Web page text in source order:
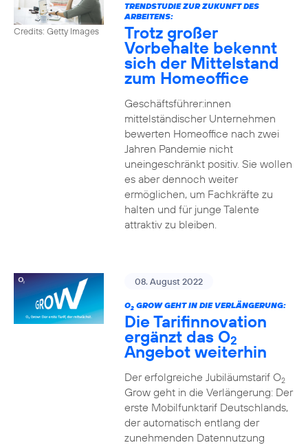
Credits: Getty Images
TRENDSTUDIE ZUR ZUKUNFT DES
ARBEITENS:
Trotz großer
Vorbehalte bekennt
sich der Mittelstand
zum Homeoffice
Geschäftsführer:innen
mittelständischer Unternehmen
bewerten Homeoffice nach zwei
Jahren Pandemie nicht
uneingeschränkt positiv. Sie wollen
es aber dennoch weiter
ermöglichen, um Fachkräfte zu
halten und für junge Talente
attraktiv zu bleiben.
08. August 2022
O2GROW GEHT IN DIE VERLÄNGERUNG:
Die Tarifinnovation
ergänzt das O2
Angebot weiterhin
Der erfolgreiche Jubiläumstarif O2
Grow geht in die Verlängerung: Der
erste Mobilfunktarif Deutschlands,
der automatisch entlang der
zunehmenden Datennutzung